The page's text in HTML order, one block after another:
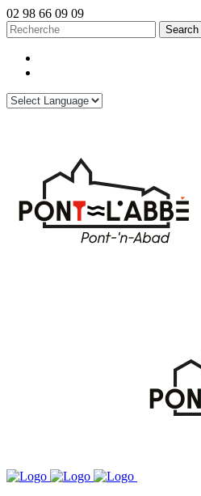
02 98 66 09 09